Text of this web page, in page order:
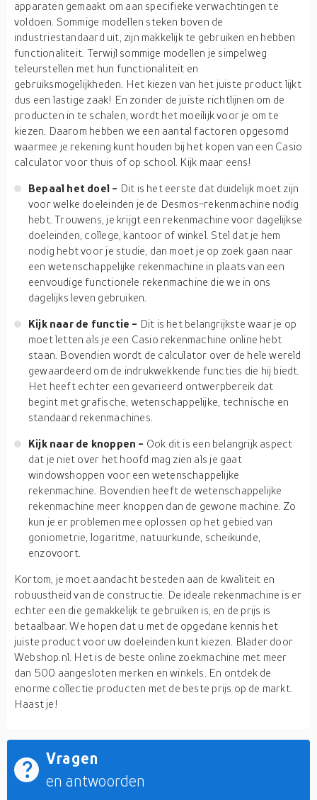
apparaten gemaakt om aan specifieke verwachtingen te
voldoen. Sommige modellen steken boven de
industriestandaard uit, zijn makkelijk te gebruiken en hebben
functionaliteit. Terwijl sommige modellen je simpelweg
teleurstellen met hun functionaliteit en
gebruiksmogelijkheden. Het kiezen van het juiste product lijkt
dus een lastige zaak! En zonder de juiste richtlijnen om de
producten in te schalen, wordt het moeilijk voor je om te
kiezen. Daarom hebben we een aantal factoren opgesomd
waarmee je rekening kunt houden bij het kopen van een Casio
calculator voor thuis of op school. Kijk maar eens!
Bepaal het doel - Dit is het eerste dat duidelijk moet zijn
voor welke doeleinden je de Desmos-rekenmachine nodig
hebt. Trouwens, je krijgt een rekenmachine voor dagelijkse
doeleinden, college, kantoor of winkel. Stel dat je hem
nodig hebt voor je studie, dan moet je op zoek gaan naar
een wetenschappelijke rekenmachine in plaats van een
eenvoudige functionele rekenmachine die we in ons
dagelijks leven gebruiken.
Kijk naar de functie - Dit is het belangrijkste waar je op
moet letten als je een Casio rekenmachine online hebt
staan. Bovendien wordt de calculator over de hele wereld
gewaardeerd om de indrukwekkende functies die hij biedt.
Het heeft echter een gevarieerd ontwerpbereik dat
begint met grafische, wetenschappelijke, technische en
standaard rekenmachines.
Kijk naar de knoppen - Ook dit is een belangrijk aspect
dat je niet over het hoofd mag zien als je gaat
windowshoppen voor een wetenschappelijke
rekenmachine. Bovendien heeft de wetenschappelijke
rekenmachine meer knoppen dan de gewone machine. Zo
kun je er problemen mee oplossen op het gebied van
goniometrie, logaritme, natuurkunde, scheikunde,
enzovoort.
Kortom, je moet aandacht besteden aan de kwaliteit en
robuustheid van de constructie. De ideale rekenmachine is er
echter een die gemakkelijk te gebruiken is, en de prijs is
betaalbaar. We hopen dat u met de opgedane kennis het
juiste product voor uw doeleinden kunt kiezen. Blader door
Webshop.nl. Het is de beste online zoekmachine met meer
dan 500 aangesloten merken en winkels. En ontdek de
enorme collectie producten met de beste prijs op de markt.
Haast je!
Vragen
en antwoorden